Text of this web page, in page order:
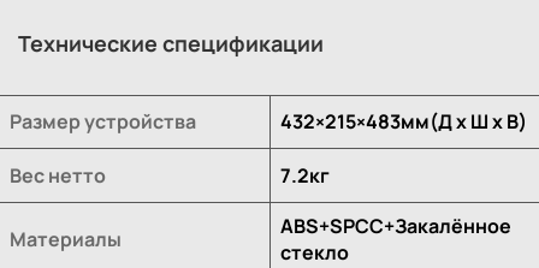
Технические спецификации
Размер устройства 432×215×483мм(Д х Ш х В)
Вес нетто 7.2кг
Материалы
ABS+SPCC+Закалённое
стекло